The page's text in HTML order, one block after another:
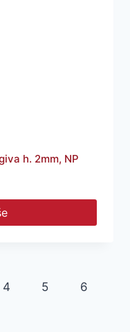
h. 2mm, NP
4 5 6